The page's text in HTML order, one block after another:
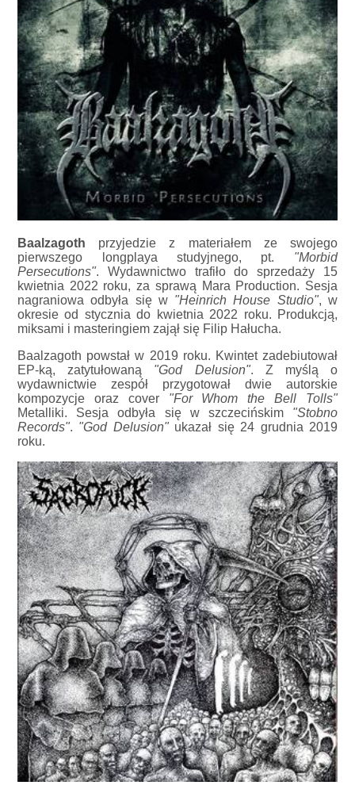
Baalzagoth przyjedzie z materiałem ze swojego
pierwszego longplaya studyjnego, pt. "Morbid
Persecutions". Wydawnictwo trafiło do sprzedaży 15
kwietnia 2022 roku, za sprawą Mara Production. Sesja
nagraniowa odbyła się w "Heinrich House Studio", w
okresie od stycznia do kwietnia 2022 roku. Produkcją,
miksami i masteringiem zajął się Filip Hałucha.
Baalzagoth powstał w 2019 roku. Kwintet zadebiutował
EP-ką, zatytułowaną "God Delusion". Z myślą o
wydawnictwie zespół przygotował dwie autorskie
kompozycje oraz cover "For Whom the Bell Tolls"
Metalliki. Sesja odbyła się w szczecińskim "Stobno
Records". "God Delusion" ukazał się 24 grudnia 2019
roku.